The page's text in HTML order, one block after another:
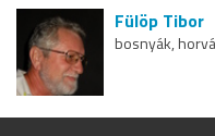
Fülöp Tibor
bosnyák,